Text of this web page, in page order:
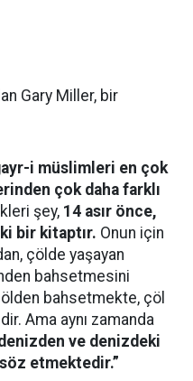
Gary Miller, bir
i müslimleri en çok
çok daha farklı
şey, 14 asır önce,
bir kitaptır. Onun için
çölde yaşayan
bahsetmesini
bahsetmekte, çöl
Ama aynı zamanda
ve denizdeki
etmektedir.”